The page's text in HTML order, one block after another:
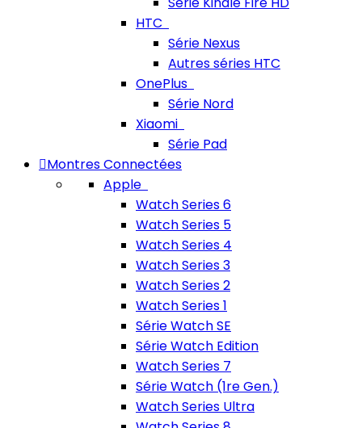
HTC
Série Nexus
Autres séries HTC
OnePlus
Série Nord
Xiaomi
Série Pad
Montres Connectées
Apple
Watch Series 6
Watch Series 5
Watch Series 4
Watch Series 3
Watch Series 2
Watch Series 1
Série Watch SE
Série Watch Edition
Watch Series 7
Série Watch (1re Gen.)
Watch Series Ultra